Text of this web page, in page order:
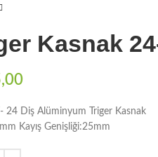
Kasnak
24 Diş Alüminyum Triger Kasnak
Kayış Genişliği:25mm